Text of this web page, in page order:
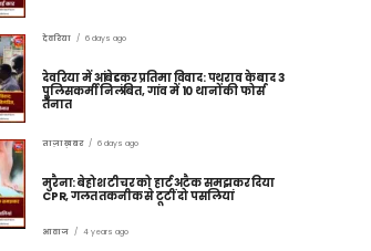
देवरिया 6 days ago
देवरिया में आंबेडकर प्रतिमा विवाद: पथराव के बाद 3
पुलिसकर्मी निलंबित, गांव में 10 थानों की फोर्स
तैनात
ताज़ा ख़बर 6 days ago
मुरैना: बेहोश टीचर को हार्ट अटैक समझकर दिया
CPR, गलत तकनीक से टूटीं दो पसलियां
आवाज 4 years ago